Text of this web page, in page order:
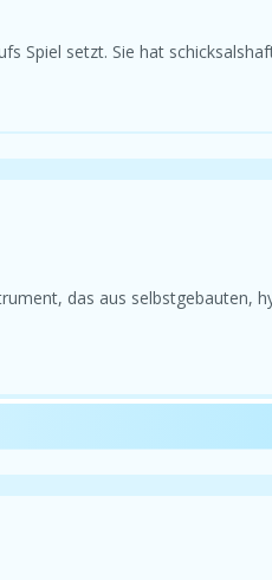
Spiel setzt. Sie hat
das aus selbstgebauten,